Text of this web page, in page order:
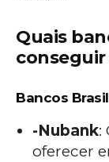
Quais
Bancos
-Nubank:
oferecer